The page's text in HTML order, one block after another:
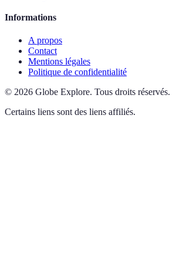
Informations
A propos
Contact
Mentions légales
Politique de confidentialité
© 2026 Globe Explore. Tous droits réservés.
Certains liens sont des liens affiliés.